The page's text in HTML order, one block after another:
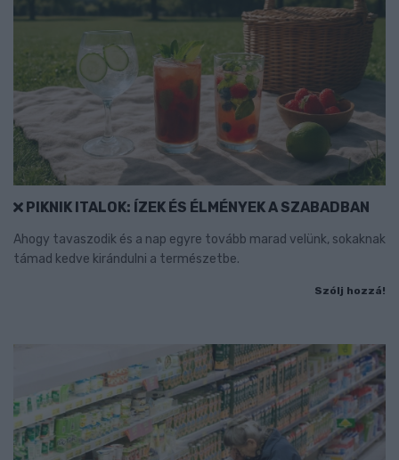
PIKNIK ITALOK: ÍZEK ÉS ÉLMÉNYEK A SZABADBAN
Ahogy tavaszodik és a nap egyre tovább marad velünk, sokaknak
támad kedve kirándulni a természetbe.
Szólj hozzá!